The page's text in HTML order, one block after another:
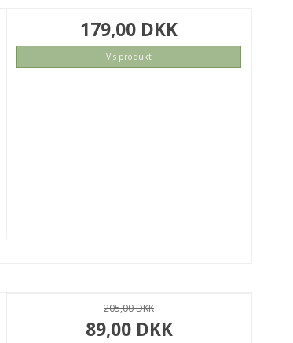
179,00 DKK
Vis produkt
205,00 DKK
89,00 DKK